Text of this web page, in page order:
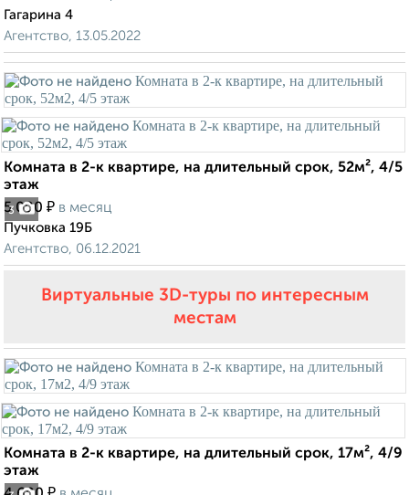
Гагарина 4
Агентство, 13.05.2022
3
Комната в 2-к квартире, на длительный срок, 52м², 4/5
этаж
5 000 ₽ в месяц
Пучковка 19Б
Агентство, 06.12.2021
Виртуальные 3D-туры по интересным
местам
Комната в 2-к квартире, на длительный срок, 17м², 4/9
этаж